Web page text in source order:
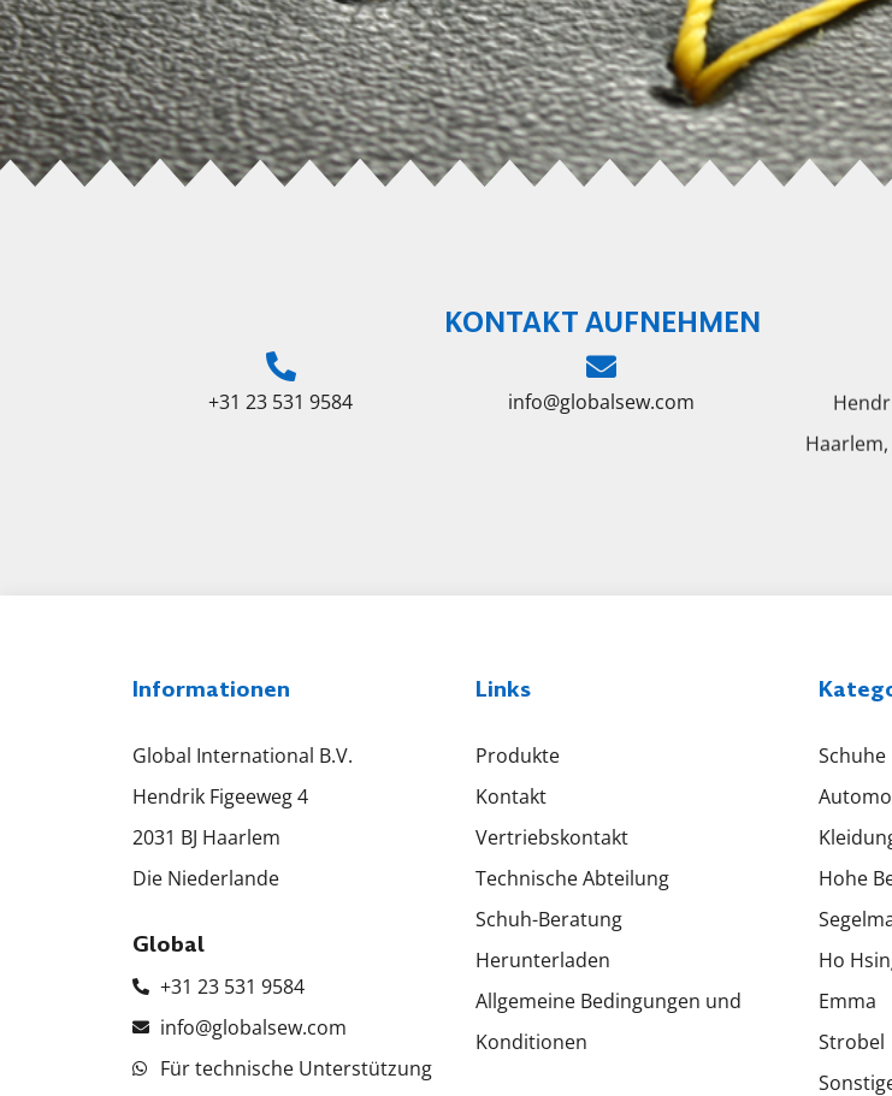
KONTAKT AUFNEHMEN
+31 23 531 9584 info@globalsew.com
Informationen
Global International B.V.
Hendrik Figeeweg 4
2031 BJ Haarlem
Die Niederlande
Global
+31 23 531 9584
info@globalsew.com
Für technische Unterstützung
Links
Produkte
Kontakt
Vertriebskontakt
Technische Abteilung
Schuh-Beratung
Herunterladen
Allgemeine Bedingungen und
Konditionen
Schuhe
Hohe
Ho
Emma
Strobel